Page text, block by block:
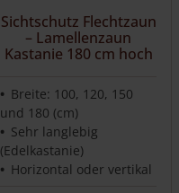
der
Produktseite
Sichtschutz Flechtzaun
– Lamellenzaun
Kastanie 180 cm hoch
Breite: 100, 120, 150
und 180 (cm)
Sehr langlebig
(Edelkastanie)
Horizontal oder vertikal